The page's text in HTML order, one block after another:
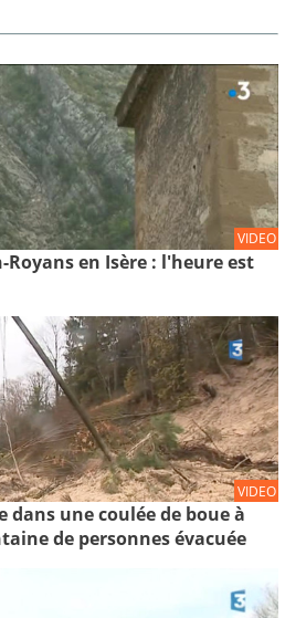
VIDEO
en Isère : l'heure est
VIDEO
dans une coulée de boue à
de personnes évacuée